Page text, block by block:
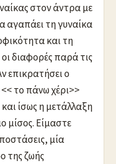
στον άντρα με
αγαπάει τη γυναίκα
και τη
διαφορές παρά τις
επικρατήσει ο
<< το πάνω χέρι>>
ίσως η μετάλλαξη
μίσος. Είμαστε
μία
της ζωής